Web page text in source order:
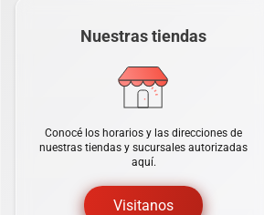
Nuestras tiendas
Conocé los horarios y las direcciones de
nuestras tiendas y sucursales autorizadas
aquí.
Visitanos